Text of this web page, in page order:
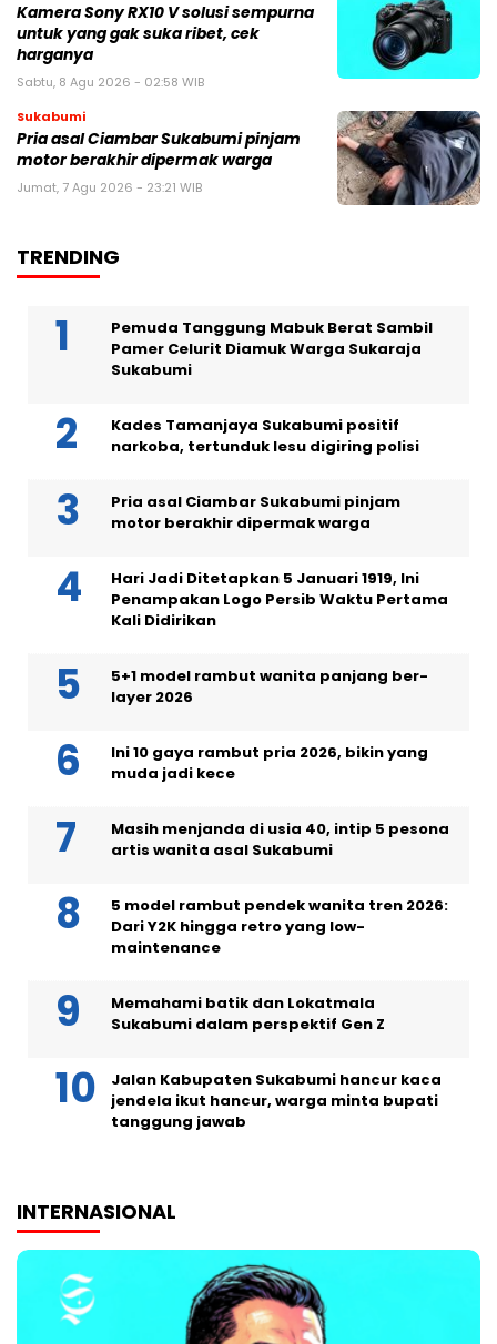
Kamera Sony RX10 V solusi sempurna
untuk yang gak suka ribet, cek
harganya
Sabtu, 8 Agu 2026 - 02:58 WIB
Sukabumi
Pria asal Ciambar Sukabumi pinjam
motor berakhir dipermak warga
Jumat, 7 Agu 2026 - 23:21 WIB
TRENDING
Pemuda Tanggung Mabuk Berat Sambil
Pamer Celurit Diamuk Warga Sukaraja
Sukabumi
Kades Tamanjaya Sukabumi positif
narkoba, tertunduk lesu digiring polisi
Pria asal Ciambar Sukabumi pinjam
motor berakhir dipermak warga
Hari Jadi Ditetapkan 5 Januari 1919, Ini
Penampakan Logo Persib Waktu Pertama
Kali Didirikan
5+1 model rambut wanita panjang ber-
layer 2026
Ini 10 gaya rambut pria 2026, bikin yang
muda jadi kece
Masih menjanda di usia 40, intip 5 pesona
artis wanita asal Sukabumi
5 model rambut pendek wanita tren 2026:
Dari Y2K hingga retro yang low-
maintenance
Memahami batik dan Lokatmala
Sukabumi dalam perspektif Gen Z
Jalan Kabupaten Sukabumi hancur kaca
jendela ikut hancur, warga minta bupati
tanggung jawab
INTERNASIONAL